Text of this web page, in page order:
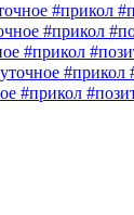
#прикол
#прикол
#прикол
#прикол
#прикол